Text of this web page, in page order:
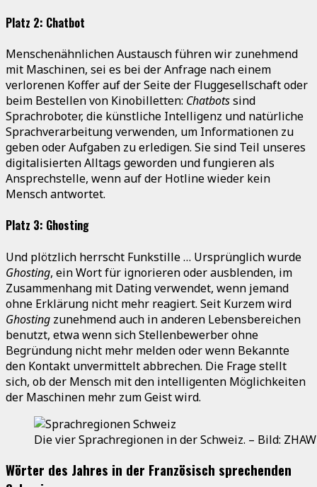
Platz 2: Chatbot
Menschenähnlichen Austausch führen wir zunehmend
mit Maschinen, sei es bei der Anfrage nach einem
verlorenen Koffer auf der Seite der Fluggesellschaft oder
beim Bestellen von Kinobilletten: Chatbotssind
Sprachroboter, die künstliche Intelligenz und natürliche
Sprachverarbeitung verwenden, um Informationen zu
geben oder Aufgaben zu erledigen. Sie sind Teil unseres
digitalisierten Alltags geworden und fungieren als
Ansprechstelle, wenn auf der Hotline wieder kein
Mensch antwortet.
Platz 3: Ghosting
Und plötzlich herrscht Funkstille … Ursprünglich wurde
Ghosting, ein Wort für ignorieren oder ausblenden, im
Zusammenhang mit Dating verwendet, wenn jemand
ohne Erklärung nicht mehr reagiert. Seit Kurzem wird
Ghosting zunehmend auch in anderen Lebensbereichen
benutzt, etwa wenn sich Stellenbewerber ohne
Begründung nicht mehr melden oder wenn Bekannte
den Kontakt unvermittelt abbrechen. Die Frage stellt
sich, ob der Mensch mit den intelligenten Möglichkeiten
der Maschinen mehr zum Geist wird.
Die vier Sprachregionen in der Schweiz. – Bild: ZHAW
Wörter des Jahres in der Französisch sprechenden